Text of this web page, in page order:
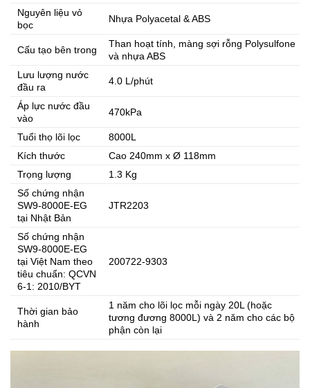
Nguyên liệu vỏ
bọc
Nhựa Polyacetal & ABS
Cấu tạo bên trong
Than hoạt tính, màng sợi rỗng Polysulfone
và nhựa ABS
Lưu lượng nước
đầu ra
4.0 L/phút
Áp lực nước đầu
vào
470kPa
Tuổi thọ lõi lọc
8000L
Kích thước
Cao 240mm x Ø 118mm
Trọng lượng
1.3 Kg
Số chứng nhận
SW9-8000E-EG
tại Nhật Bản
JTR2203
Số chứng nhận
SW9-8000E-EG
tại Việt Nam theo
tiêu chuẩn: QCVN
6-1: 2010/BYT
200722-9303
Thời gian bảo
hành
1 năm cho lõi lọc mỗi ngày 20L (hoặc
tương đương 8000L) và 2 năm cho các bộ
phận còn lại